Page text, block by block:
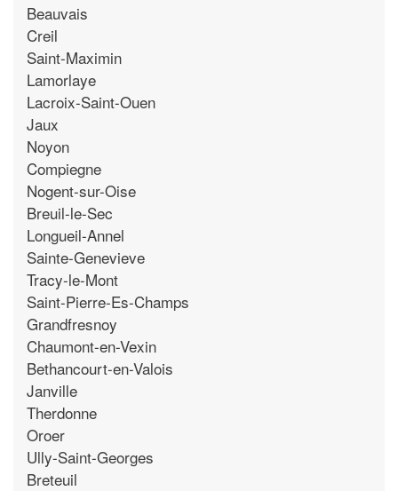
Beauvais
Creil
Saint-Maximin
Lamorlaye
Lacroix-Saint-Ouen
Jaux
Noyon
Compiegne
Nogent-sur-Oise
Breuil-le-Sec
Longueil-Annel
Sainte-Genevieve
Tracy-le-Mont
Saint-Pierre-Es-Champs
Grandfresnoy
Chaumont-en-Vexin
Bethancourt-en-Valois
Janville
Therdonne
Oroer
Ully-Saint-Georges
Breteuil